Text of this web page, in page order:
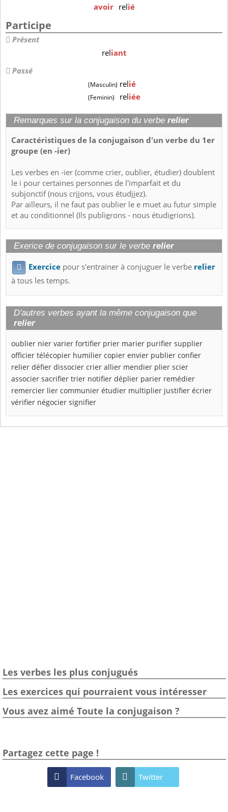
avoir relié
Participe
Présent
reliant
Passé
(Masculin) relié
(Feminin) reliée
Remarques sur la conjugaison du verbe relier
Caractéristiques de la conjugaison d'un verbe du 1er
groupe (en -ier)
Les verbes en -ier (comme crier, oublier, étudier) doublent
le i pour certaines personnes de l'imparfait et du
subjonctif (nous criions, vous étudiiez).
Par ailleurs, il ne faut pas oublier le e muet au futur simple
et au conditionnel (Ils publierons - nous étudierions).
Exerice de conjugaison sur le verbe relier
 Exercice pour s'entrainer à conjuguer le verbe relier
à tous les temps.
D'autres verbes ayant la même conjugaison que
relier
oublier nier varier fortifier prier marier purifier supplier
officier télécopier humilier copier envier publier confier
relier défier dissocier crier allier mendier plier scier
associer sacrifier trier notifier déplier parier remédier
remercier lier communier étudier multiplier justifier écrier
vérifier négocier signifier
Les verbes les plus conjugués
Les exercices qui pourraient vous intéresser
Vous avez aimé Toute la conjugaison ?
Partagez cette page !
 Facebook  Twitter